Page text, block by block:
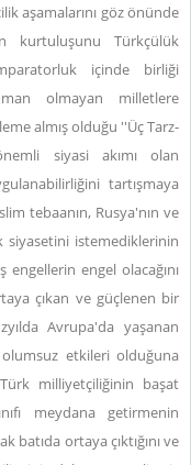
aşamalarını göz önünde
kurtuluşunu Türkçülük
içinde birliği
olmayan milletlere
almış olduğu ''Üç Tarz-
siyasi akımı olan
tartışmaya
tebaanın, Rusya'nın ve
siyasetini istemediklerinin
engellerin engel olacağını
çıkan ve güçlenen bir
Avrupa'da yaşanan
etkileri olduğuna
milliyetçiliğinin başat
meydana getirmenin
ortaya çıktığını ve